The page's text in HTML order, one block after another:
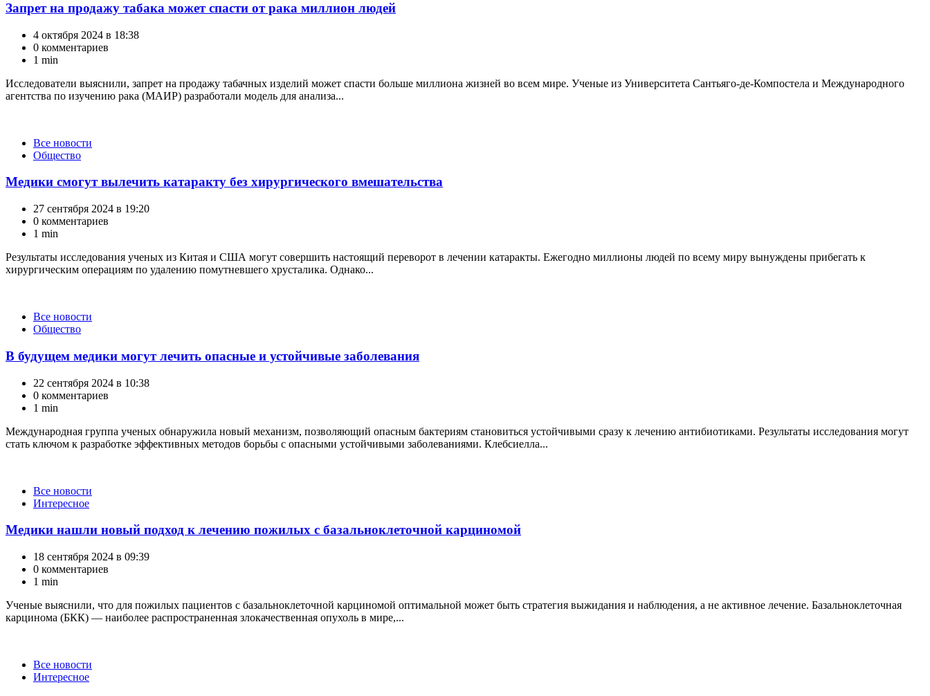
Запрет на продажу табака может спасти от рака миллион людей
4 октября 2024 в 18:38
0 комментариев
1 min
Исследователи выяснили, запрет на продажу табачных изделий может спасти больше миллиона жизней во всем мире. Ученые из Университета Сантьяго-де-Компостела и Международного
агентства по изучению рака (МАИР) разработали модель для анализа...
КатегорииВсе новости
Общество
Медики смогут вылечить катаракту без хирургического вмешательства
27 сентября 2024 в 19:20
0 комментариев
1 min
Результаты исследования ученых из Китая и США могут совершить настоящий переворот в лечении катаракты. Ежегодно миллионы людей по всему миру вынуждены прибегать к
хирургическим операциям по удалению помутневшего хрусталика. Однако...
КатегорииВсе новости
Общество
В будущем медики могут лечить опасные и устойчивые заболевания
22 сентября 2024 в 10:38
0 комментариев
1 min
Международная группа ученых обнаружила новый механизм, позволяющий опасным бактериям становиться устойчивыми сразу к лечению антибиотиками. Результаты исследования могут
стать ключом к разработке эффективных методов борьбы c опасными устойчивыми заболеваниями. Клебсиелла...
КатегорииВсе новости
Интересное
Медики нашли новый подход к лечению пожилых с базальноклеточной карциномой
18 сентября 2024 в 09:39
0 комментариев
1 min
Ученые выяснили, что для пожилых пациентов с базальноклеточной карциномой оптимальной может быть стратегия выжидания и наблюдения, а не активное лечение. Базальноклеточная
карцинома (БКК) — наиболее распространенная злокачественная опухоль в мире,...
КатегорииВсе новости
Интересное